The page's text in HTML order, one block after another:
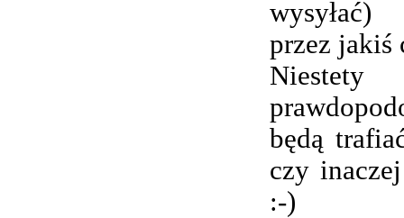
przez jakiś
będą
czy
:-)